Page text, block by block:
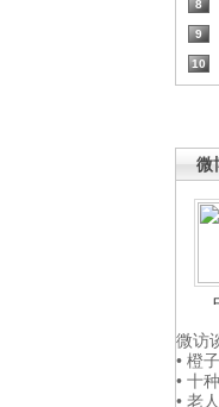
8
9
10
微
微访
• 橙
• 十
• 老